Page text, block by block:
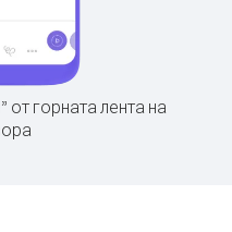
от горната лента на